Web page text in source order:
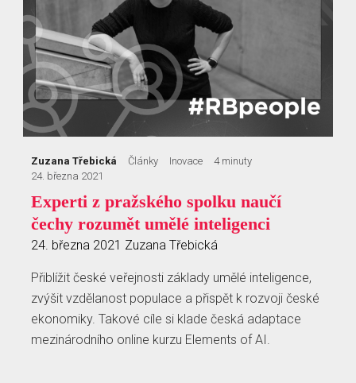
Zuzana Třebická Články Inovace
4 minuty
24. března 2021
Experti z pražského spolku naučí
čechy rozumět umělé inteligenci
24. března 2021 Zuzana Třebická
Přiblížit české veřejnosti základy umělé inteligence,
zvýšit vzdělanost populace a přispět k rozvoji české
ekonomiky. Takové cíle si klade česká adaptace
mezinárodního online kurzu Elements of AI.